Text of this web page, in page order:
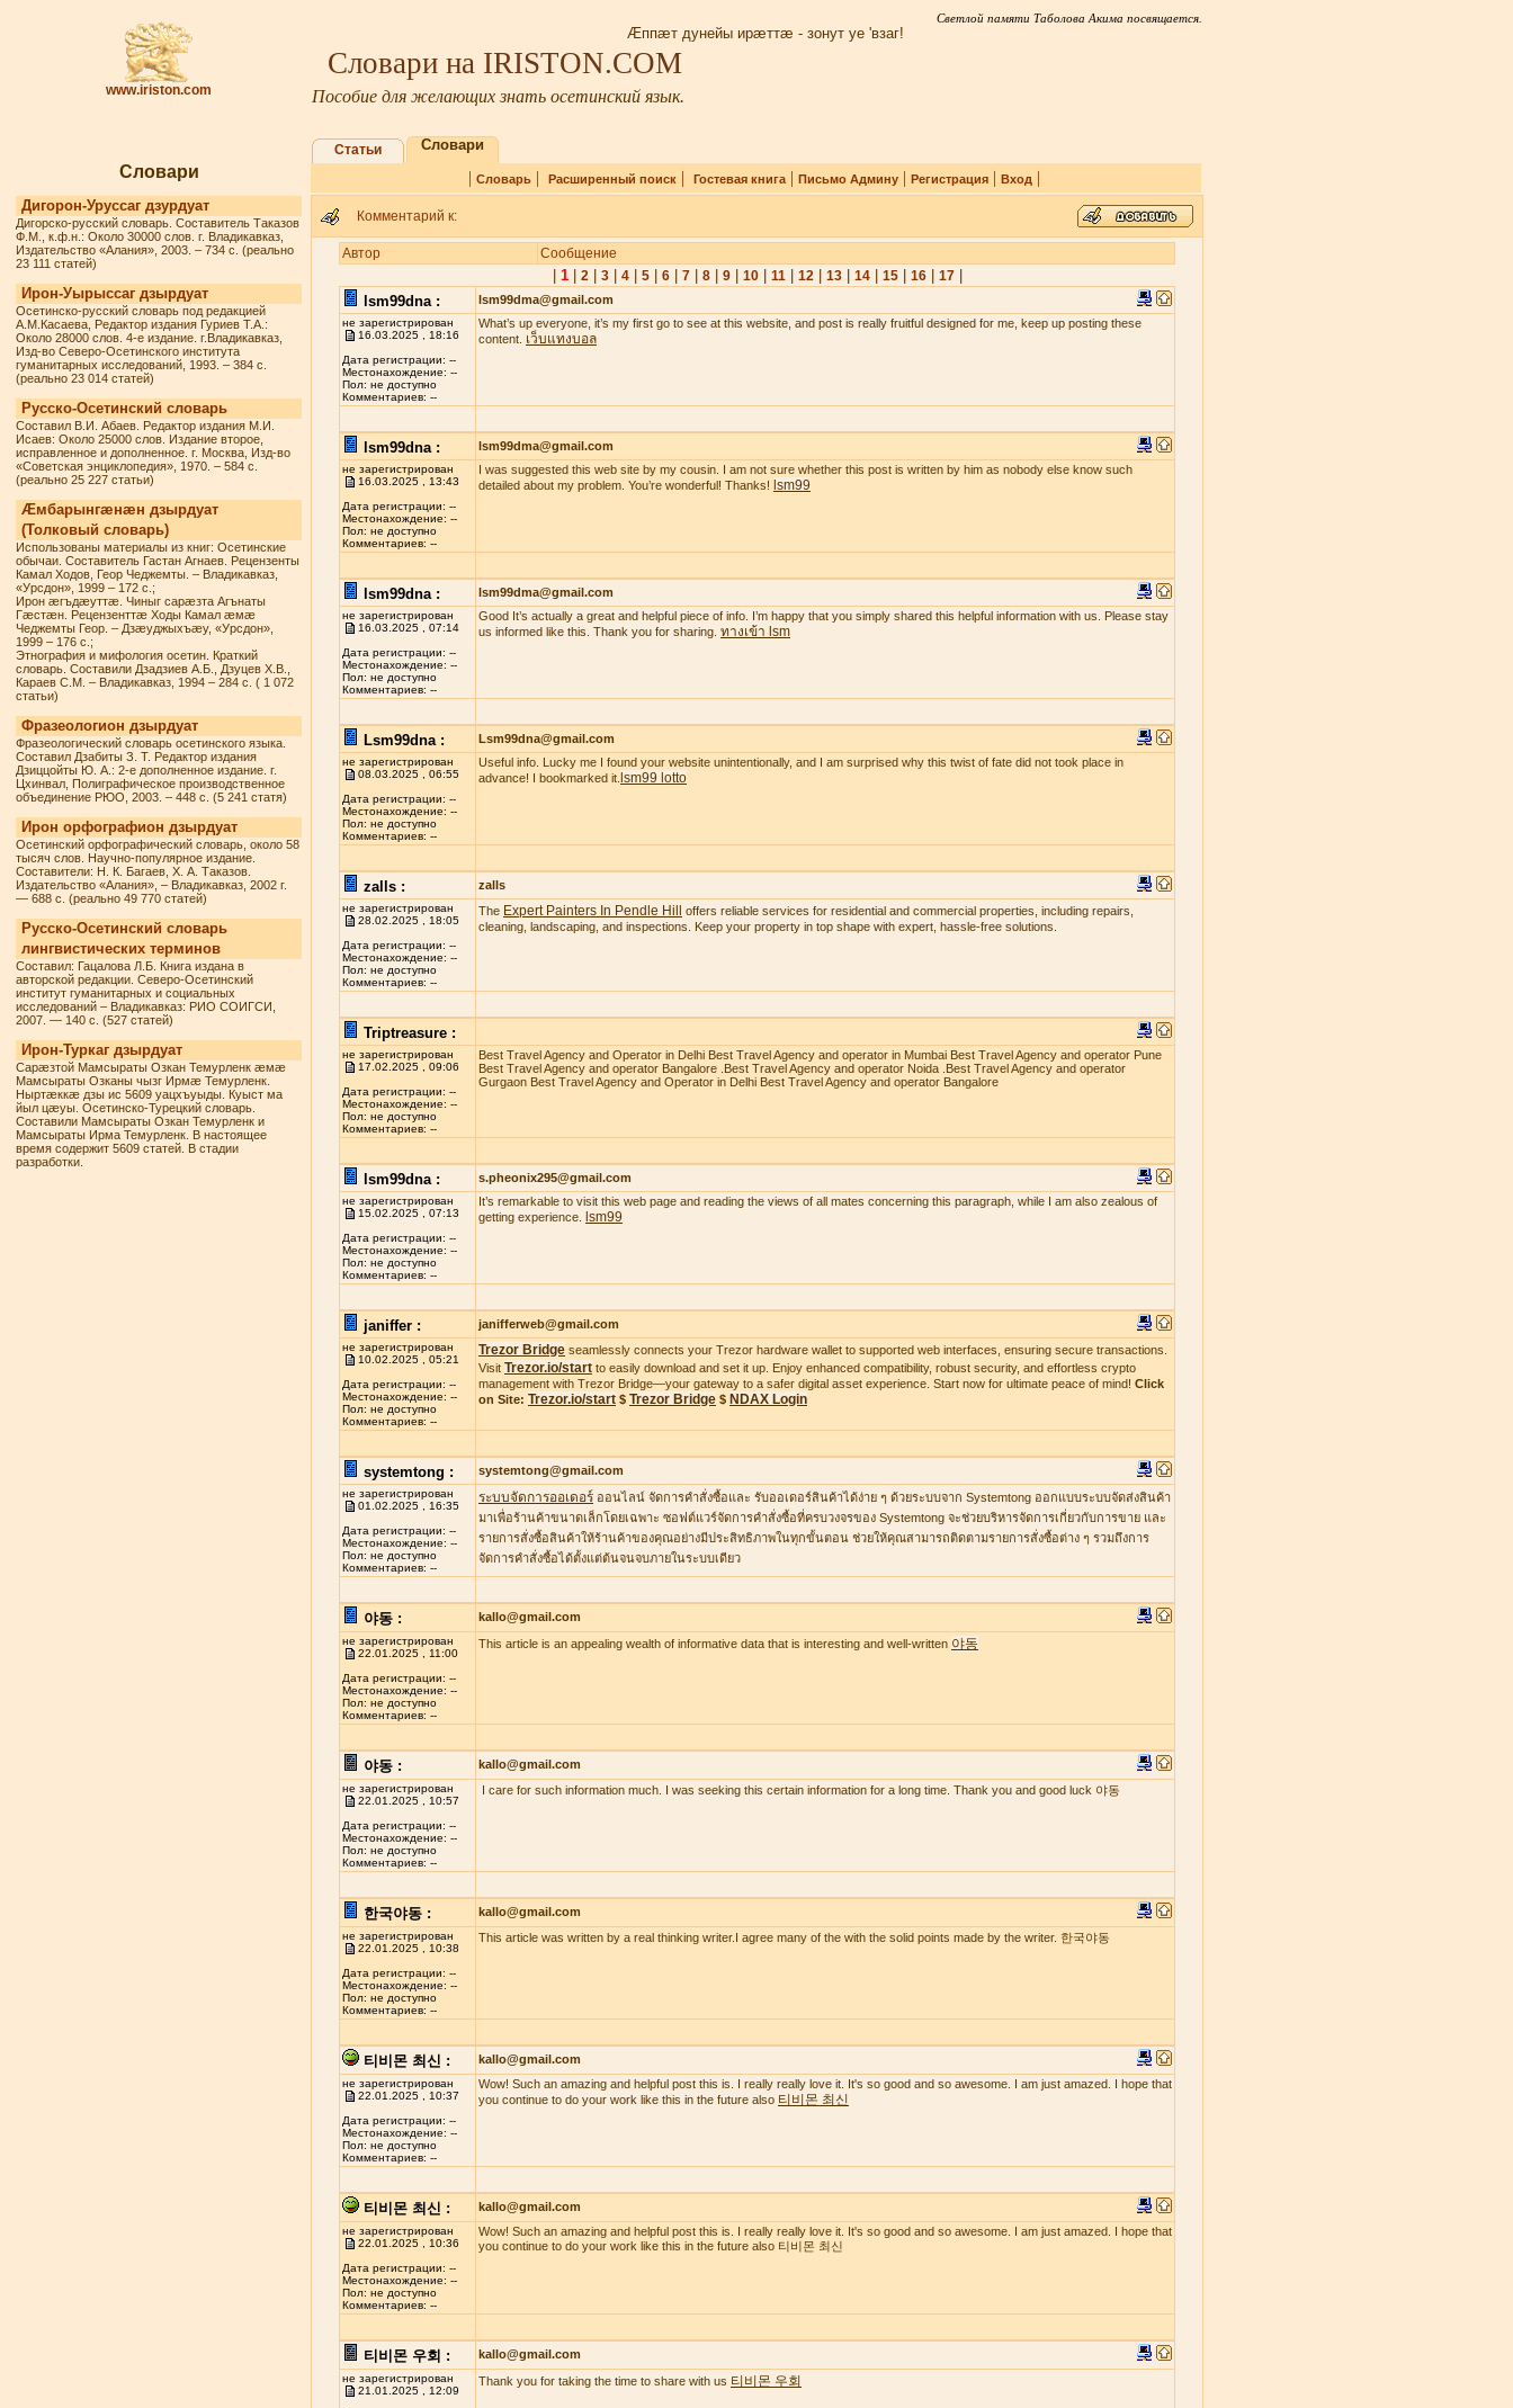
www.iriston.com
Светлой памяти Таболова Акима посвящается.
Æппæт дунейы ирæттæ - зонут уе 'взаг!
Словари на IRISTON.COM
Пособие для желающих знать осетинский язык.
Словари
Дигорон-Уруссаг дзурдуат
Дигорско-русский словарь. Составитель Таказов
Ф.М., к.ф.н.: Около 30000 слов. г. Владикавказ,
Издательство «Алания», 2003. – 734 с. (реально
23 111 статей)
Ирон-Уырыссаг дзырдуат
Осетинско-русский словарь под редакцией
А.М.Касаева, Редактор издания Гуриев Т.А.:
Около 28000 слов. 4-е издание. г.Владикавказ,
Изд-во Северо-Осетинского института
гуманитарных исследований, 1993. – 384 с.
(реально 23 014 статей)
Русско-Осетинский словарь
Составил В.И. Абаев. Редактор издания М.И.
Исаев: Около 25000 слов. Издание второе,
исправленное и дополненное. г. Москва, Изд-во
«Советская энциклопедия», 1970. – 584 с.
(реально 25 227 статьи)
Æмбарынгæнæн дзырдуат
(Толковый словарь)
Использованы материалы из книг: Осетинские
обычаи. Составитель Гастан Агнаев. Рецензенты
Камал Ходов, Геор Чеджемты. – Владикавказ,
«Урсдон», 1999 – 172 с.;
Ирон æгъдæуттæ. Чиныг сарæзта Агънаты
Гæстæн. Рецензенттæ Ходы Камал æмæ
Чеджемты Геор. – Дзæуджыхъæу, «Урсдон»,
1999 – 176 с.;
Этнография и мифология осетин. Краткий
словарь. Составили Дзадзиев А.Б., Дзуцев Х.В.,
Караев С.М. – Владикавказ, 1994 – 284 с. ( 1 072
статьи)
Фразеологион дзырдуат
Фразеологический словарь осетинского языка.
Составил Дзабиты З. Т. Редактор издания
Дзиццойты Ю. А.: 2-е дополненное издание. г.
Цхинвал, Полиграфическое производственное
объединение РЮО, 2003. – 448 с. (5 241 статя)
Ирон орфографион дзырдуат
Осетинский орфографический словарь, около 58
тысяч слов. Научно-популярное издание.
Составители: Н. К. Багаев, Х. А. Таказов.
Издательство «Алания», – Владикавказ, 2002 г.
— 688 с. (реально 49 770 статей)
Русско-Осетинский словарь
лингвистических терминов
Составил: Гацалова Л.Б. Книга издана в
авторской редакции. Северо-Осетинский
институт гуманитарных и социальных
исследований – Владикавказ: РИО СОИГСИ,
2007. — 140 с. (527 статей)
Ирон-Туркаг дзырдуат
Сарæзтой Мамсыраты Озкан Темурленк æмæ
Мамсыраты Озканы чызг Ирмæ Темурленк.
Ныртæккæ дзы ис 5609 уацхъуыды. Куыст ма
йыл цæуы. Осетинско-Турецкий словарь.
Составили Мамсыраты Озкан Темурленк и
Мамсыраты Ирма Темурленк. В настоящее
время содержит 5609 статей. В стадии
разработки.
Статьи Словари
| Словарь| Расширенный поиск| Гостевая книга| Письмо Админу| Регистрация| Вход |
Комментарий к:
Автор Сообщение
1| 2| 3| 4| 5| 6| 7| 8| 9| 10| 11| 12| 13| 14| 15| 16| 17|
lsm99dna :
lsm99dma@gmail.com
не зарегистрирован
16.03.2025 , 18:16
Дата регистрации: --
Местонахождение: --
Пол: не доступно
Комментариев: --
What’s up everyone, it’s my first go to see at this website, and post is really fruitful designed for me, keep up posting these
content. เว็บแทงบอล
lsm99dna : lsm99dma@gmail.com
не зарегистрирован
16.03.2025 , 13:43
Дата регистрации: --
Местонахождение: --
Пол: не доступно
Комментариев: --
I was suggested this web site by my cousin. I am not sure whether this post is written by him as nobody else know such
detailed about my problem. You’re wonderful! Thanks! lsm99
lsm99dna : lsm99dma@gmail.com
не зарегистрирован
16.03.2025 , 07:14
Дата регистрации: --
Местонахождение: --
Пол: не доступно
Комментариев: --
Good It’s actually a great and helpful piece of info. I’m happy that you simply shared this helpful information with us. Please stay
us informed like this. Thank you for sharing. ทางเข้า lsm
Lsm99dna : Lsm99dna@gmail.com
не зарегистрирован
08.03.2025 , 06:55
Дата регистрации: --
Местонахождение: --
Пол: не доступно
Комментариев: --
Useful info. Lucky me I found your website unintentionally, and I am surprised why this twist of fate did not took place in
advance! I bookmarked it. lsm99 lotto
zalls : zalls
не зарегистрирован
28.02.2025 , 18:05
Дата регистрации: --
Местонахождение: --
Пол: не доступно
Комментариев: --
The Expert Painters In Pendle Hill
offers reliable services for residential and commercial properties, including repairs,
cleaning, landscaping, and inspections. Keep your property in top shape with expert, hassle-free solutions.
Triptreasure :
не зарегистрирован
17.02.2025 , 09:06
Дата регистрации: --
Местонахождение: --
Пол: не доступно
Комментариев: --
Best Travel Agency and Operator in Delhi Best Travel Agency and operator in Mumbai Best Travel Agency and operator Pune
Best Travel Agency and operator Bangalore .Best Travel Agency and operator Noida .Best Travel Agency and operator
Gurgaon Best Travel Agency and Operator in Delhi Best Travel Agency and operator Bangalore
lsm99dna : s.pheonix295@gmail.com
не зарегистрирован
15.02.2025 , 07:13
Дата регистрации: --
Местонахождение: --
Пол: не доступно
Комментариев: --
It’s remarkable to visit this web page and reading the views of all mates concerning this paragraph, while I am also zealous of
getting experience.
lsm99
janiffer : janifferweb@gmail.com
не зарегистрирован
10.02.2025 , 05:21
Дата регистрации: --
Местонахождение: --
Пол: не доступно
Комментариев: --
Trezor Bridge seamlessly connects your Trezor hardware wallet to supported web interfaces, ensuring secure transactions.
Visit Trezor.io/start to easily download and set it up. Enjoy enhanced compatibility, robust security, and effortless crypto
management with Trezor Bridge—your gateway to a safer digital asset experience. Start now for ultimate peace of mind! Click
on Site: Trezor.io/start $ Trezor Bridge $ NDAX Login
systemtong : systemtong@gmail.com
не зарегистрирован
01.02.2025 , 16:35
Дата регистрации: --
Местонахождение: --
Пол: не доступно
Комментариев: --
ระบบจัดการออเดอร์ ออนไลน์ จัดการคำสั่งซื้อและ รับออเดอร์สินค้าได้ง่าย ๆ ด้วยระบบจาก Systemtong ออกแบบระบบจัดส่งสินค้า
มาเพื่อร้านค้าขนาดเล็กโดยเฉพาะ ซอฟต์แวร์จัดการคำสั่งซื้อที่ครบวงจรของ Systemtong จะช่วยบริหารจัดการเกี่ยวกับการขาย และ
รายการสั่งซื้อสินค้าให้ร้านค้าของคุณอย่างมีประสิทธิภาพในทุกขั้นตอน ช่วยให้คุณสามารถติดตามรายการสั่งซื้อต่าง ๆ รวมถึงการ
จัดการคำสั่งซื้อได้ตั้งแต่ต้นจนจบภายในระบบเดียว
야동 : kallo@gmail.com
не зарегистрирован
22.01.2025 , 11:00
Дата регистрации: --
Местонахождение: --
Пол: не доступно
Комментариев: --
This article is an appealing wealth of informative data that is interesting and well-written 야동
야동 : kallo@gmail.com
не зарегистрирован
22.01.2025 , 10:57
Дата регистрации: --
Местонахождение: --
Пол: не доступно
Комментариев: --
I care for such information much. I was seeking this certain information for a long time. Thank you and good luck 야동
한국야동 : kallo@gmail.com
не зарегистрирован
22.01.2025 , 10:38
Дата регистрации: --
Местонахождение: --
Пол: не доступно
Комментариев: --
This article was written by a real thinking writer.I agree many of the with the solid points made by the writer. 한국야동
티비몬 최신 : kallo@gmail.com
не зарегистрирован
22.01.2025 , 10:37
Дата регистрации: --
Местонахождение: --
Пол: не доступно
Комментариев: --
Wow! Such an amazing and helpful post this is. I really really love it. It's so good and so awesome. I am just amazed. I hope that
you continue to do your work like this in the future also 티비몬 최신
티비몬 최신 : kallo@gmail.com
не зарегистрирован
22.01.2025 , 10:36
Дата регистрации: --
Местонахождение: --
Пол: не доступно
Комментариев: --
Wow! Such an amazing and helpful post this is. I really really love it. It's so good and so awesome. I am just amazed. I hope that
you continue to do your work like this in the future also 티비몬 최신
티비몬 우회 : kallo@gmail.com
не зарегистрирован
21.01.2025 , 12:09
Thank you for taking the time to share with us 티비몬 우회